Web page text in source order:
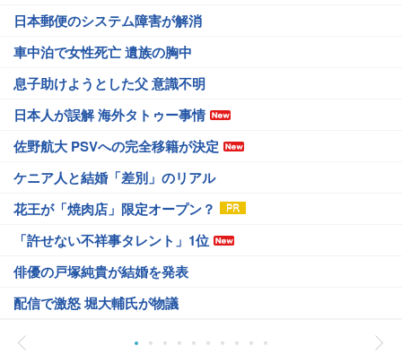
日本郵便のシステム障害が解消
車中泊で女性死亡 遺族の胸中
息子助けようとした父 意識不明
日本人が誤解 海外タトゥー事情
佐野航大 PSVへの完全移籍が決定
ケニア人と結婚「差別」のリアル
花王が「焼肉店」限定オープン？
「許せない不祥事タレント」1位
俳優の戸塚純貴が結婚を発表
配信で激怒 堀大輔氏が物議